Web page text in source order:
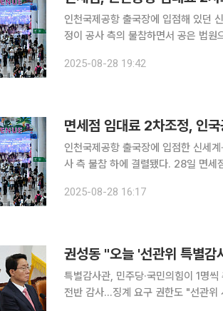
인천국제공항 출국장에 입점해 있던
정이 공사 측의 불참하면서 공은 법
영업을 이어가거나, 1900억 원에 달
2025-08-28 19:42
인천국제공항 출국장에 입점한 신세
사 측 불참 하에 결렬됐다. 28일 면세점업계와 법조계에 따르면 인천국제공항공사(인국공)는 이날
이에 따라 이날 조정에는 두 면세점
2025-08-28 16:17
권성동 "오늘 '선관위 특별
특별감사관, 민주당·국민의힘이 1명
전반 감사…징계 요구 권한도 "선관위